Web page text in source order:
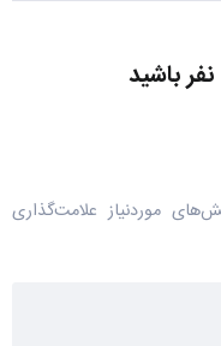
باشید
موردنیاز علامت‌گذاری